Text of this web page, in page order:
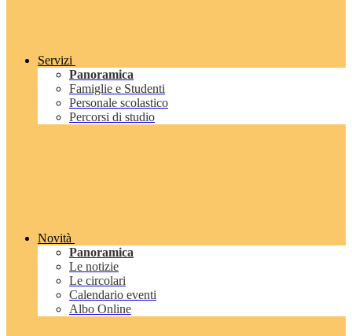
Servizi
Panoramica
Famiglie e Studenti
Personale scolastico
Percorsi di studio
Novità
Panoramica
Le notizie
Le circolari
Calendario eventi
Albo Online